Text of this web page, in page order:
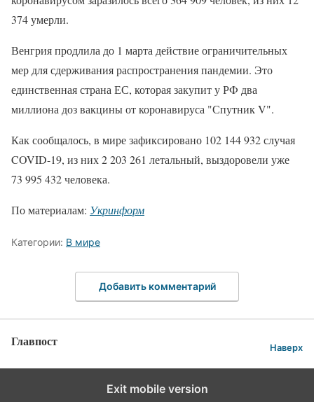
374 умерли.
Венгрия продлила до 1 марта действие ограничительных
мер для сдерживания распространения пандемии. Это
единственная страна ЕС, которая закупит у РФ два
миллиона доз вакцины от коронавируса "Спутник V".
Как сообщалось, в мире зафиксировано 102 144 932 случая
COVID-19, из них 2 203 261 летальный, выздоровели уже
73 995 432 человека.
По материалам: Укринформ
Категории: В мире
Добавить комментарий
Главпост Наверх
Exit mobile version